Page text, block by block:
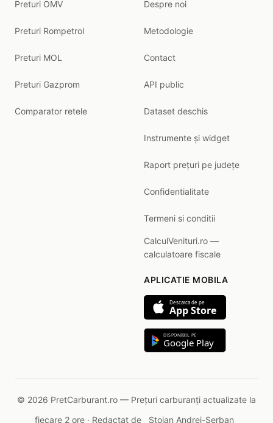
Preturi OMV
Preturi Rompetrol
Preturi MOL
Preturi Gazprom
Comparator retele
Despre noi
Metodologie
Contact
API public
Dataset deschis
Instrumente și widget
Raport prețuri pe județe
Confidentialitate
Termeni si conditii
CalculVenituri.ro —
calculatoare fiscale
APLICATIE MOBILA
Descarca de pe
App Store
DISPONIBIL PE
Google Play
© 2026 PretCarburant.ro — Prețuri carburanți actualizate la
fiecare 2 ore · Redactat de
Stoian Andrei-Șerban